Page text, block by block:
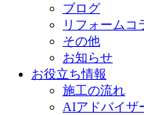
ブログ
リフォームコ
その他
お知らせ
お役立ち情報
施工の流れ
AIアドバイザ